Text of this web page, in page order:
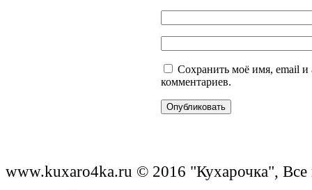
Сохранить моё имя, email и
комментариев.
www.kuxaro4ka.ru © 2016 "Кухарочка",